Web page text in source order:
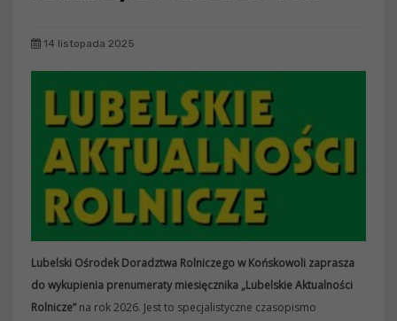
14 listopada 2025
Lubelski Ośrodek Doradztwa Rolniczego w Końskowoli zaprasza
do wykupienia prenumeraty miesięcznika „Lubelskie Aktualności
Rolnicze”na rok 2026. Jest to specjalistyczne czasopismo